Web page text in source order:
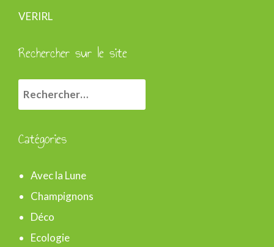
VERIRL
Rechercher sur le site
R
e
e
r
c
h
Catégories
Avec la Lune
Champignons
Déco
Ecologie